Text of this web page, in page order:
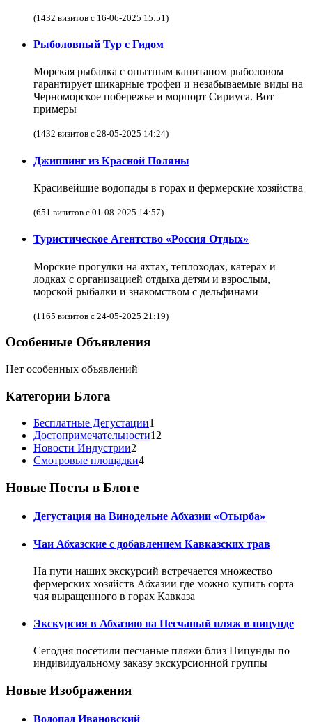
(1432 визитов с 16-06-2025 15:51)
Рыболовный Тур с Гидом
Морская рыбалка с опытным капитаном рыболовом
гарантирует шикарные трофеи и незабываемые виды на
Черноморское побережье и морпорт Сириуса. Вот
примеры
(1432 визитов с 28-05-2025 14:24)
Джиппинг из Красной Поляны
Красивейшие водопады в горах и фермерские хозяйства
(651 визитов с 01-08-2025 14:57)
Туристическое Агентство «Россия Отдых»
Морские прогулки на яхтах, теплоходах, катерах и
лодках с организацией отдыха детям и взрослым,
морской рыбалки и знакомством с дельфинами
(1165 визитов с 24-05-2025 21:19)
Особенные Объявления
Нет особенных объявлений
Категории Блога
Бесплатные Дегустации1
Достопримечательности12
Новости Индустрии2
Смотровые площадки4
Новые Посты в Блоге
Дегустация на Винодельне Абхазии «Отырба»
Чаи Абхазские с добавлением Кавказских трав
На пути наших экскурсий встречается множество
фермерских хозяйств Абхазии где можно купить сорта
чая выращенного в горах Кавказа
Экскурсия в Абхазию на Песчаный пляж в пицунде
Сегодня посетили песчаные пляжи близ Пицунды по
индивидуальному заказу экскурсионной группы
Новые Изображения
Водопад Ивановский